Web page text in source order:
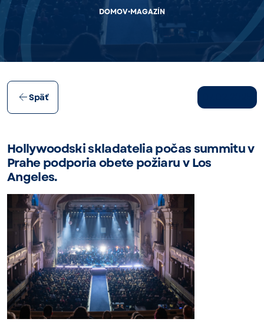
DOMOV•MAGAZÍN
Späť
Hollywoodski skladatelia počas summitu v
Prahe podporia obete požiaru v Los
Angeles.